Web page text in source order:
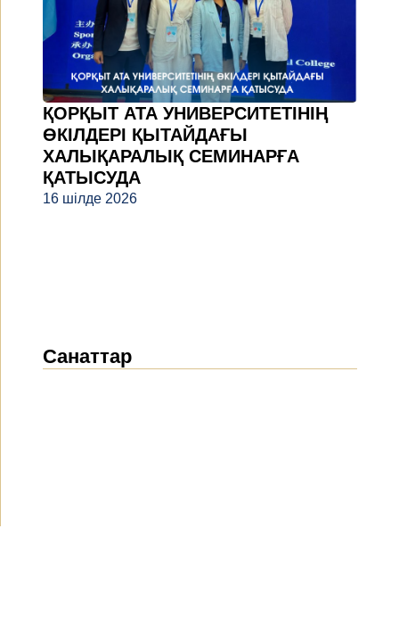
ҚОРҚЫТ АТА УНИВЕРСИТЕТІНІҢ
ӨКІЛДЕРІ ҚЫТАЙДАҒЫ
ХАЛЫҚАРАЛЫҚ СЕМИНАРҒА
ҚАТЫСУДА
16 шілде 2026
Санаттар